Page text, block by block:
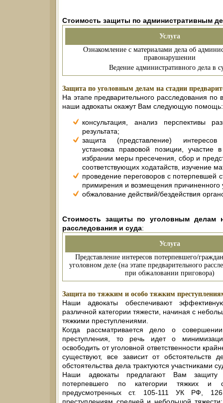
Стоимость защиты по административным
Услуга
Ознакомление с материалами дела об
правонарушении
Ведение административного дела в
Защита по уголовным делам на стадии
На этапе предварительного расследования по
наши адвокаты окажут Вам следующую помощь:
консультация, анализ перспективы
результата;
защита (представление) интересов
установка правовой позиции, участие
избрании меры пресечения, сбор и
соответствующих ходатайств, изучение
проведение переговоров с потерпевшей
примирения и возмещения
обжалование действий/бездействия
Стоимость защиты по уголовным делам
расследования и суда:
Услуга
Представление интересов потерпевшего/
уголовном деле (на этапе предварительного
при обжаловании приговора)
Защита по тяжким и особо тяжким
Наши адвокаты обеспечивают
различной категории тяжести, начиная с
тяжкими преступлениями.
Когда рассматривается дело о
преступления, то речь идет о
освободить от уголовной ответственности
существуют, все зависит от обстоятельств
обстоятельства дела трактуются участниками
Наши адвокаты предлагают Вам защиту
потерпевшего по категории тяжких и
предусмотренных ст. 105-111 УК РФ,
преступлениям средней и небольшой